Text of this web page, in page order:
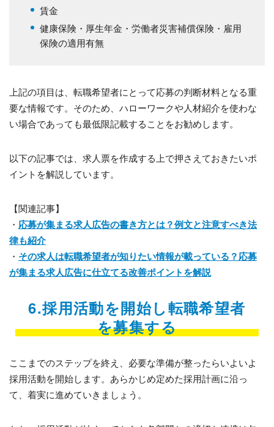
賃金
健康保険・厚生年金・労働者災害補償保険・雇用
保険の適用有無
上記の項目は、転職希望者にとって応募の判断材料となる重
要な情報です。そのため、ハローワークや人材紹介を使わな
い場合であっても最低限記載することをお勧めします。
以下の記事では、求人票を作成する上で押さえておきたいポ
イントを解説しています。
【関連記事】
・ 応募が集まる求人広告の書き方とは？例文と注意すべき法
律も紹介
・ その求人は転職希望者が知りたい情報が載っている？応募
が集まる求人広告に仕立てる改善ポイントを解説
6.採用活動を開始し転職希望者
を募集する
ここまでのステップを終え、必要な準備が整ったらいよいよ
採用活動を開始します。あらかじめ定めた採用計画に沿っ
て、着実に進めていきましょう。